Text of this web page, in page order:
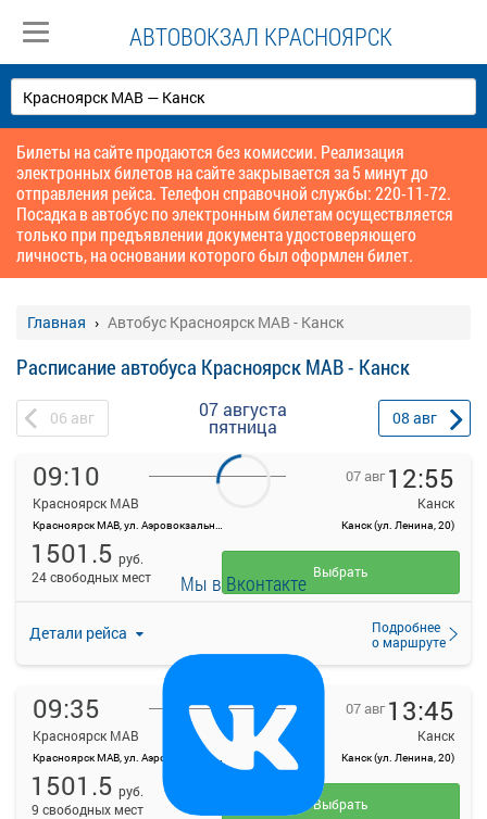
АВТОВОКЗАЛ КРАСНОЯРСК
Билеты на сайте продаются без комиссии. Реализация
электронных билетов на сайте закрывается за 5 минут до
отправления рейса. Телефон справочной службы: 220-11-72.
Посадка в автобус по электронным билетам осуществляется
только при предъявлении документа удостоверяющего
личность, на основании которого был оформлен билет.
Главная Автобус Красноярск МАВ - Канск
Расписание автобуса Красноярск МАВ - Канск
06 авг 07 августа
пятница 08 авг
09:10
Красноярск МАВ
Красноярск МАВ, ул. Аэровокзальная, д. 22
07 авг 12:55
Канск
Канск (ул. Ленина, 20)
Детали рейса
Подробнее
о маршруте
1501.5 руб.
24 свободных мест
Выбрать
09:35
Красноярск МАВ
Красноярск МАВ, ул. Аэровокзальная, д. 22
07 авг 13:45
Канск
Канск (ул. Ленина, 20)
1501.5 руб.
9 свободных мест
Выбрать
Мы в Вконтакте